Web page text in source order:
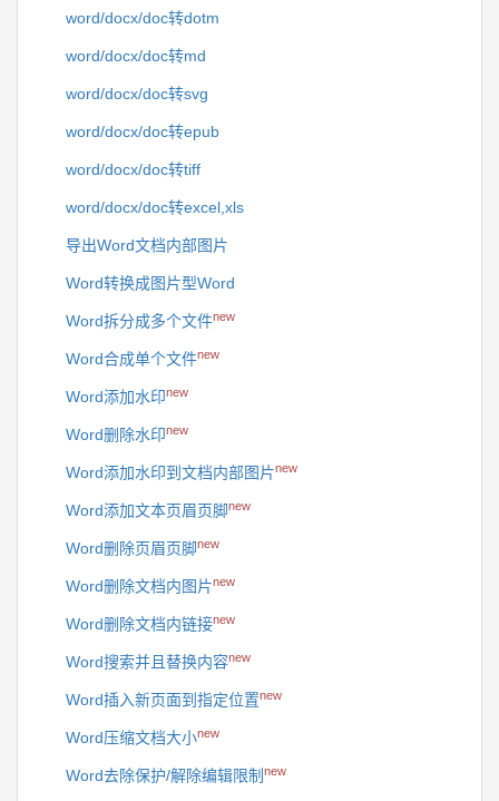
word/docx/doc转dotm
word/docx/doc转md
word/docx/doc转svg
word/docx/doc转epub
word/docx/doc转tiff
word/docx/doc转excel,xls
导出Word文档内部图片
Word转换成图片型Word
Word拆分成多个文件new
Word合成单个文件new
Word添加水印new
Word删除水印new
Word添加水印到文档内部图片new
Word添加文本页眉页脚new
Word删除页眉页脚new
Word删除文档内图片new
Word删除文档内链接new
Word搜索并且替换内容new
Word插入新页面到指定位置new
Word压缩文档大小new
Word去除保护/解除编辑限制 new